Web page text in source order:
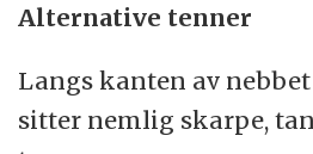
Alternative tenner
Langs kanten av
sitter nemlig skarpe,